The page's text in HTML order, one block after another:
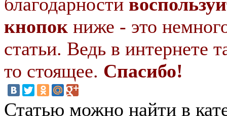
кнопок ниже - это
статьи. Ведь в интернете
то стоящее. Спасибо!
Статью можно найти в